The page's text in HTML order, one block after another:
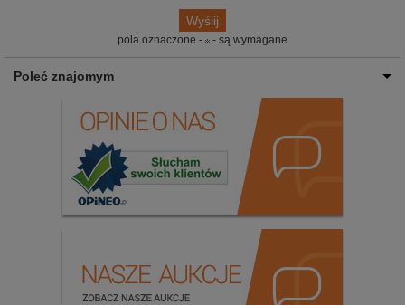
pola oznaczone - - są wymagane
Poleć znajomym